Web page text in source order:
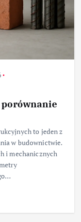
to jeden z
w budownictwie.
i mechanicznych